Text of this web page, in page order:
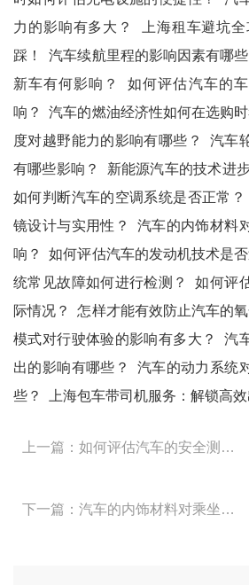
力的影响有多大？
上海租车避坑
踩！
汽车续航里程的影响因素有哪些
新车有何影响？
如何评估汽车的
响？
汽车的燃油经济性如何在选购时
度对越野能力的影响有哪些？
汽车
有哪些影响？
新能源汽车的技术进
如何判断汽车的空调系统是否正常？
镜设计与实用性？
汽车的内饰材料
响？
如何评估汽车的发动机技术是否
统常见故障如何进行检测？
如何评
际情况？
怎样才能有效防止汽车的
模式对行驶体验的影响有多大？
汽
出的影响有哪些？
汽车的动力系统
些？
上海包车带司机服务：解锁高
上一篇：如何评估汽车的安全测试结果与实际安全性？
下一篇：汽车的内饰材料对乘坐舒适性有多大影响？